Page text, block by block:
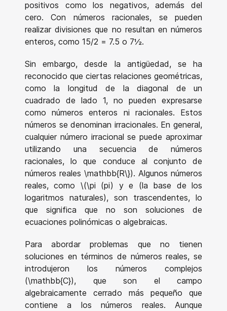
positivos como los negativos, además del
cero. Con números racionales, se pueden
realizar divisiones que no resultan en números
enteros, como 15/2 = 7.5 o 7½.
Sin embargo, desde la antigüedad, se ha
reconocido que ciertas relaciones geométricas,
como la longitud de la diagonal de un
cuadrado de lado 1, no pueden expresarse
como números enteros ni racionales. Estos
números se denominan irracionales. En general,
cualquier número irracional se puede aproximar
utilizando una secuencia de números
racionales, lo que conduce al conjunto de
números reales \mathbb{R\}). Algunos números
reales, como \(\pi (pi) y e (la base de los
logaritmos naturales), son trascendentes, lo
que significa que no son soluciones de
ecuaciones polinómicas o algebraicas.
Para abordar problemas que no tienen
soluciones en términos de números reales, se
introdujeron los números complejos
(\mathbb{C}), que son el campo
algebraicamente cerrado más pequeño que
contiene a los números reales. Aunque